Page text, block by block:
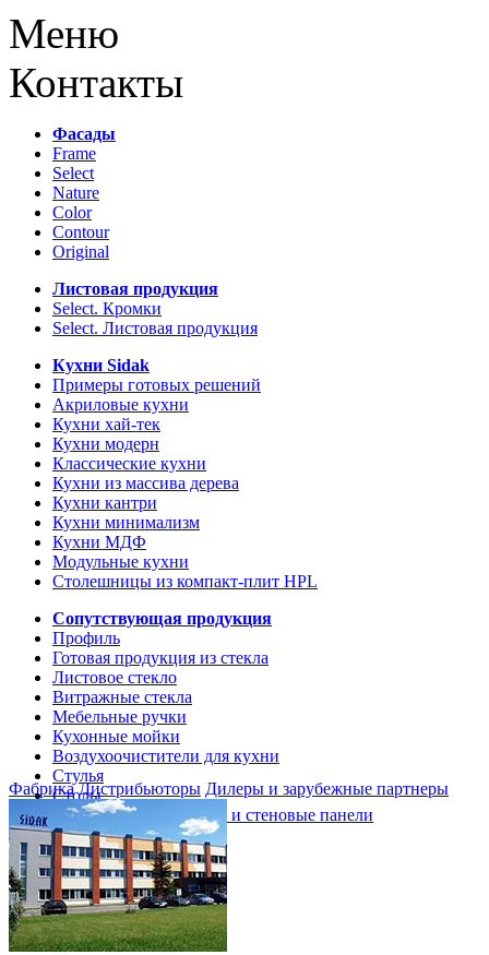
Меню
Контакты
Фасады
Frame
Select
Nature
Color
Contour
Original
Листовая продукция
Select. Кромки
Select. Листовая продукция
Кухни Sidak
Примеры готовых решений
Акриловые кухни
Кухни хай-тек
Кухни модерн
Классические кухни
Кухни из массива дерева
Кухни кантри
Кухни минимализм
Кухни МДФ
Модульные кухни
Столешницы из компакт-плит HPL
Сопутствующая продукция
Профиль
Готовая продукция из стекла
Листовое стекло
Витражные стекла
Мебельные ручки
Кухонные мойки
Воздухоочистители для кухни
Стулья
Столы
Кухонные столешницы и стеновые панели
Кухни и мебель
Кухни Softline Marine
Кухни Сидак-СП
Гид по декорам
Фабрика Дистрибьюторы Дилеры и зарубежные партнеры